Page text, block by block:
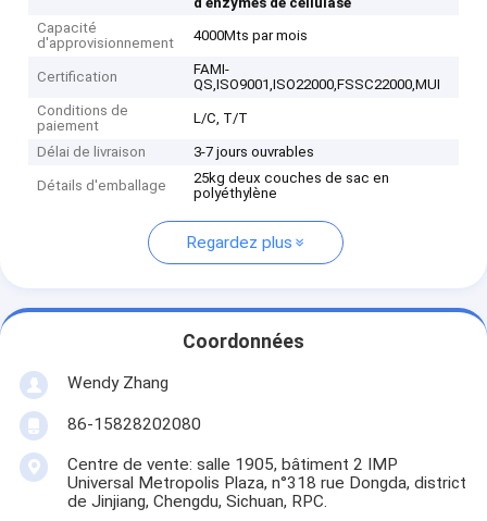
Capacité
d'approvisionnement
4000Mts par mois
Certification
FAMI-
QS,ISO9001,ISO22000,FSSC22000,MUI
Conditions de
paiement
L/C, T/T
Délai de livraison 3-7 jours ouvrables
Détails d'emballage
25kg deux couches de sac en
polyéthylène
Regardez plus
Coordonnées
Wendy Zhang
86-15828202080
Centre de vente: salle 1905, bâtiment 2 IMP
Universal Metropolis Plaza, n°318 rue Dongda, district
de Jinjiang, Chengdu, Sichuan, RPC.